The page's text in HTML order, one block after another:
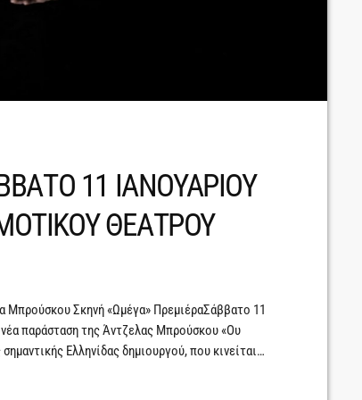
11 ΙΑΝΟΥΑΡΙΟΥ
ΘΕΑΤΡΟΥ
Σκηνή «Ωμέγα» ΠρεμιέραΣάββατο 11
παράσταση της Άντζελας Μπρούσκου «Ου
Ελληνίδας δημιουργού, που κινείται
ως θύμα διακρίσεων εξαιτίας του φύλου της. Η